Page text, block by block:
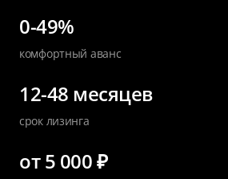
0-49%
комфортный аванс
12-48 месяцев
срок лизинга
от 5 000 ₽